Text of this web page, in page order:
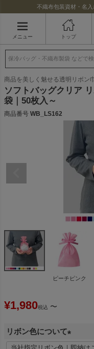
不織布包装資材・名入
メニュー トップ
商品を美しく魅せる透明リボン
ソフトバッグクリア
袋｜50枚入～
商品番号 WB_LS162
ピーチピンク
¥1,980税込 〜
リボン色について